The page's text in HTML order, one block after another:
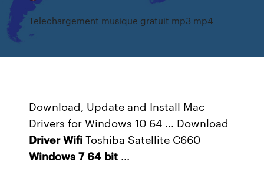
Telechargement musique gratuit mp3 mp4
Download, Update and Install Mac
Drivers for Windows 10 64 ... Download
Driver Wifi Toshiba Satellite C660
Windows 7 64 bit ...